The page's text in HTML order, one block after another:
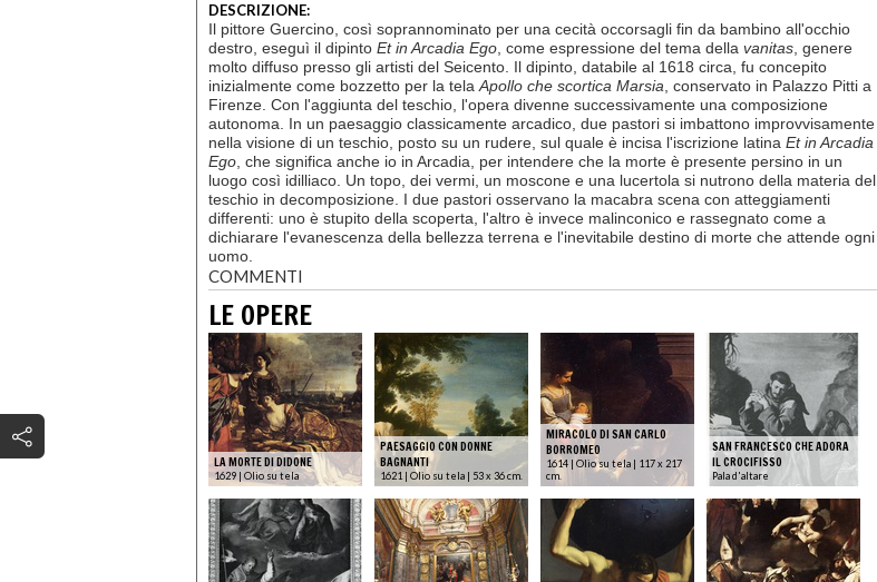
DESCRIZIONE:
Il pittore Guercino, così soprannominato per una cecità occorsagli fin da bambino all'occhio
destro, eseguì il dipinto Et in Arcadia Ego, come espressione del tema della vanitas, genere
molto diffuso presso gli artisti del Seicento. Il dipinto, databile al 1618 circa, fu concepito
inizialmente come bozzetto per la telaApollo che scortica Marsia, conservato in Palazzo Pitti a
Firenze. Con l'aggiunta del teschio, l'opera divenne successivamente una composizione
autonoma. In un paesaggio classicamente arcadico, due pastori si imbattono improvvisamente
nella visione di un teschio, posto su un rudere, sul quale è incisa l'iscrizione latina Et in Arcadia
Ego, che significa anche io in Arcadia, per intendere che la morte è presente persino in un
luogo così idilliaco. Un topo, dei vermi, un moscone e una lucertola si nutrono della materia del
teschio in decomposizione. I due pastori osservano la macabra scena con atteggiamenti
differenti: uno è stupito della scoperta, l'altro è invece malinconico e rassegnato come a
dichiarare l'evanescenza della bellezza terrena e l'inevitabile destino di morte che attende ogni
uomo.
COMMENTI
LE OPERE
LA MORTE DI DIDONE
1629 | Olio su tela
PAESAGGIO CON DONNE
BAGNANTI
1621 | Olio su tela | 53 x 36 cm.
MIRACOLO DI SAN CARLO
BORROMEO
1614 | Olio su tela | 117 x 217
cm.
SAN FRANCESCO CHE ADORA
IL CROCIFISSO
Pala d'altare